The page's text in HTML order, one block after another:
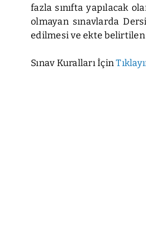
fazla sınıfta yapılacak
olmayan sınavlarda
edilmesi ve ekte belirtilen
Sınav Kuralları İçin